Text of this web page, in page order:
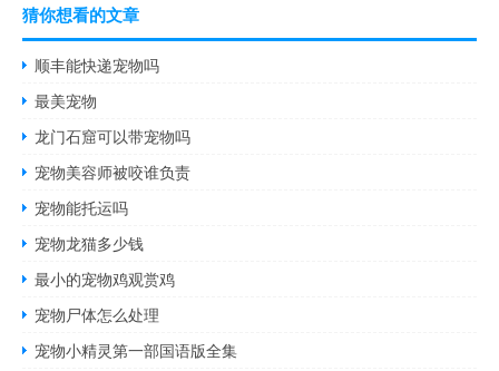
猜你想看的文章
顺丰能快递宠物吗
最美宠物
龙门石窟可以带宠物吗
宠物美容师被咬谁负责
宠物能托运吗
宠物龙猫多少钱
最小的宠物鸡观赏鸡
宠物尸体怎么处理
宠物小精灵第一部国语版全集